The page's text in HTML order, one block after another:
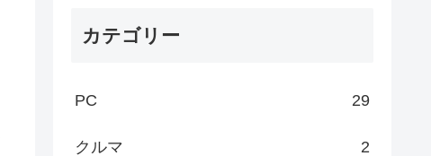
カテゴリー
PC 29
クルマ 2